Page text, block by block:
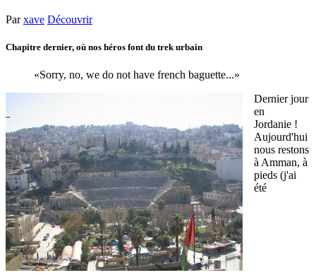
Parxave Découvrir
Chapitre dernier, où nos héros font du trek urbain
Sorry, no, we do not have french baguette...
Dernier jour
en
Jordanie !
Aujourd'hui
nous restons
à Amman, à
pieds (j'ai
été